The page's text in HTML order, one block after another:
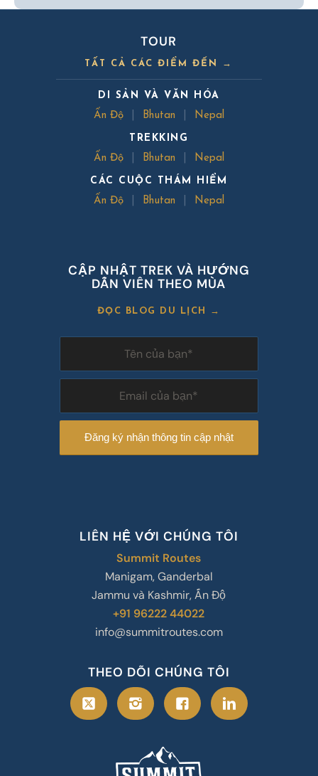
TOUR
TẤT CẢ CÁC ĐIỂM ĐẾN →
DI SẢN VÀ VĂN HÓA
Ấn Độ
Bhutan Nepal
TREKKING
Ấn Độ
Bhutan Nepal
CÁC CUỘC THÁM HIỂM
Ấn Độ
Bhutan Nepal
CẬP NHẬT TREK VÀ HƯỚNG
DẪN VIÊN THEO MÙA
ĐỌC BLOG DU LỊCH →
LIÊN HỆ VỚI CHÚNG TÔI
Summit Routes
Manigam, Ganderbal
Jammu và Kashmir, Ấn Độ
+91 96222 44022
info@summitroutes.com
THEO DÕI CHÚNG TÔI